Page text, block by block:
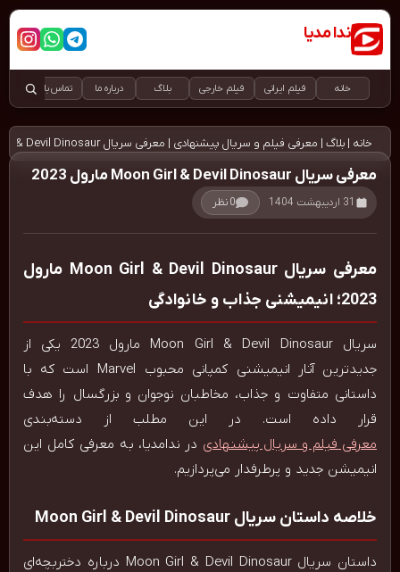
ندا مدیا
خانه فیلم ایرانی فیلم خارجی بلاگ درباره ما تماس با ما
خانه | بلاگ | معرفی فیلم و سریال پیشنهادی | معرفی سریال Moon Girl & Devil Dinosaur مارول 2023
معرفی سریال Moon Girl & Devil Dinosaur مارول 2023
31 اردیبهشت 1404 0 نظر
معرفی سریال Moon Girl & Devil Dinosaur مارول
2023؛ انیمیشنی جذاب و خانوادگی
سریال Moon Girl & Devil Dinosaur مارول 2023 یکی از
جدیدترین آثار انیمیشنی کمپانی محبوب Marvel است که با
داستانی متفاوت و جذاب، مخاطبان نوجوان و بزرگسال را هدف
قرار داده است. در این مطلب از دسته‌بندی
معرفی فیلم و سریال پیشنهادی در ندامدیا، به معرفی کامل این
انیمیشن جدید و پرطرفدار می‌پردازیم.
خلاصه داستان سریال Moon Girl & Devil Dinosaur
داستان سریال Moon Girl & Devil Dinosaur درباره دختربچه‌ای